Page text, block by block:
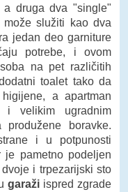
druga dva "single"
može služiti kao dva
jedan deo garniture
potrebe, i ovom
na pet različitih
toalet tako da
a apartman
velikim ugradnim
boravke.
i u potpunosti
je pametno podeljen
i trpezarijski sto
garaži ispred zgrade